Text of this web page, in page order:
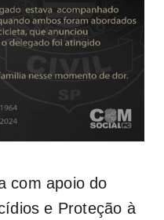
com apoio do
e Proteção à